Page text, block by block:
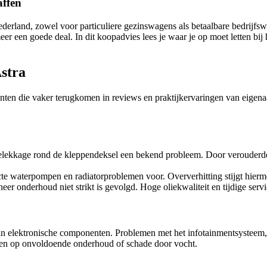
zowel voor particuliere gezinswagens als betaalbare
een goede deal. In dit koopadvies lees je waar je op moet letten
die vaker terugkomen in reviews en praktijkervaringen van
rond de kleppendeksel een bekend probleem. Door
waterpompen en radiatorproblemen voor. Oververhitting stijgt
onderhoud niet strikt is gevolgd. Hoge oliekwaliteit en tijdige
componenten. Problemen met het
op onvoldoende onderhoud of schade door vocht.